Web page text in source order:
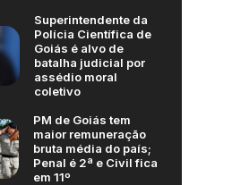
Superintendente da
Polícia Científica de
Goiás é alvo de
batalha judicial por
assédio moral
coletivo
PM de Goiás tem
maior remuneração
bruta média do país;
Penal é 2ª e Civil fica
em 11º